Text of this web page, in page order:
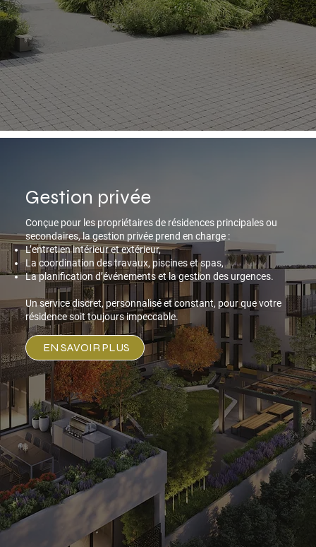
Gestion privée
Conçue pour les propriétaires de résidences principales ou
secondaires, la gestion privée prend en charge :
L’entretien intérieur et extérieur,
La coordination des travaux, piscines et spas,
La planification d’événements et la gestion des urgences.
Un service discret, personnalisé et constant, pour que votre
résidence soit toujours impeccable.
EN SAVOIR PLUS